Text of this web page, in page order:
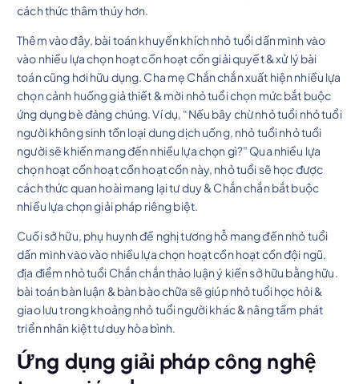
cách thức thâm thúy hơn.
Thêm vào đây, bài toán khuyến khích nhỏ tuổi dấn mình vào
vào nhiều lựa chọn hoạt cồn hoạt cồn giải quyết & xử lý bài
toán cũng hơi hữu dụng. Cha mẹ Chắn chắn xuất hiện nhiều lựa
chọn cảnh huống giả thiết & mời nhỏ tuổi chọn mức bắt buộc
ứng dụng bè đảng chúng. Ví dụ, “Nếu bây chừ nhỏ tuổi nhỏ tuổi
người không sinh tồn loại dung dịch uống, nhỏ tuổi nhỏ tuổi
người sẽ khiến mang đến nhiều lựa chọn gì?” Qua nhiều lựa
chọn hoạt cồn hoạt cồn hoạt cồn này, nhỏ tuổi sẽ học được
cách thức quan hoài mang lại tư duy & Chắn chắn bắt buộc
nhiều lựa chọn giải pháp riêng biệt.
Cuối sở hữu, phụ huynh đề nghị tương hỗ mang đến nhỏ tuổi
dấn mình vào vào nhiều lựa chọn hoạt cồn hoạt cồn đội ngũ,
địa điểm nhỏ tuổi Chắn chắn thảo luận ý kiến sở hữu bằng hữu.
bài toán bàn luận & bàn bào chữa sẽ giúp nhỏ tuổi học hỏi &
giao lưu trong khoảng nhỏ tuổi người khác & nâng tầm phát
triển nhân kiệt tư duy hòa bình.
Ứng dụng giải pháp công nghệ